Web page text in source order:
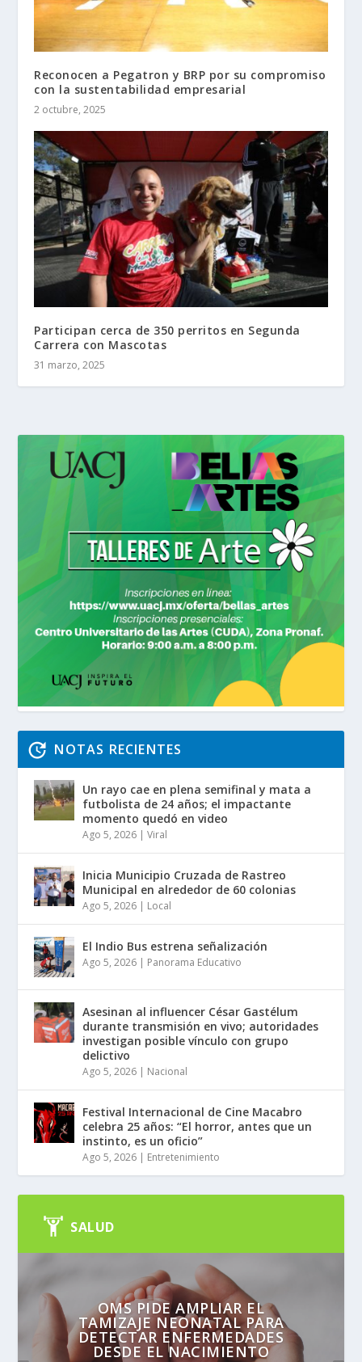
Reconocen a Pegatron y BRP por su compromiso
con la sustentabilidad empresarial
2 octubre, 2025
Participan cerca de 350 perritos en Segunda
Carrera con Mascotas
31 marzo, 2025
NOTAS RECIENTES
Un rayo cae en plena semifinal y mata a
futbolista de 24 años; el impactante
momento quedó en video
Ago 5, 2026 |Viral
Inicia Municipio Cruzada de Rastreo
Municipal en alrededor de 60 colonias
Ago 5, 2026 | Local
El Indio Bus estrena señalización
Ago 5, 2026 | Panorama Educativo
Asesinan al influencer César Gastélum
durante transmisión en vivo; autoridades
investigan posible vínculo con grupo
delictivo
Ago 5, 2026 | Nacional
Festival Internacional de Cine Macabro
celebra 25 años: “El horror, antes que un
instinto, es un oficio”
Ago 5, 2026 | Entretenimiento
SALUD
OMS PIDE AMPLIAR EL
TAMIZAJE NEONATAL PARA
DETECTAR ENFERMEDADES
DESDE EL NACIMIENTO